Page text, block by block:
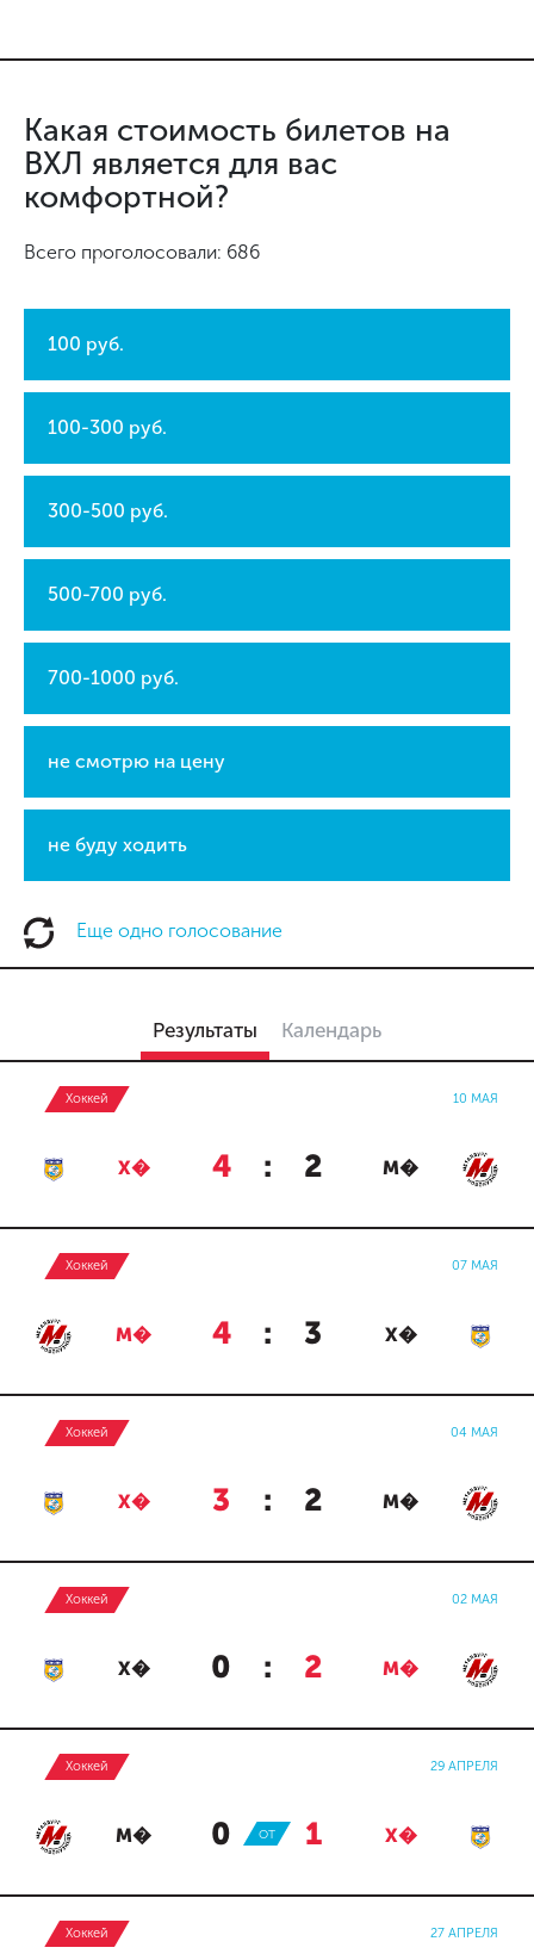
Какая стоимость билетов на
ВХЛ является для вас
комфортной?
Всего проголосовали: 686
100 руб.
100-300 руб.
300-500 руб.
500-700 руб.
700-1000 руб.
не смотрю на цену
не буду ходить
Еще одно голосование
Результаты Календарь
Хоккей 10 МАЯ
Х� 4 : 2 М�
Хоккей 07 МАЯ
М� 4 : 3 Х�
Хоккей 04 МАЯ
Х� 3 : 2 М�
Хоккей 02 МАЯ
Х� 0 : 2 М�
Хоккей 29 АПРЕЛЯ
М� 0 : 1 Х�
ОТ
Хоккей 27 АПРЕЛЯ